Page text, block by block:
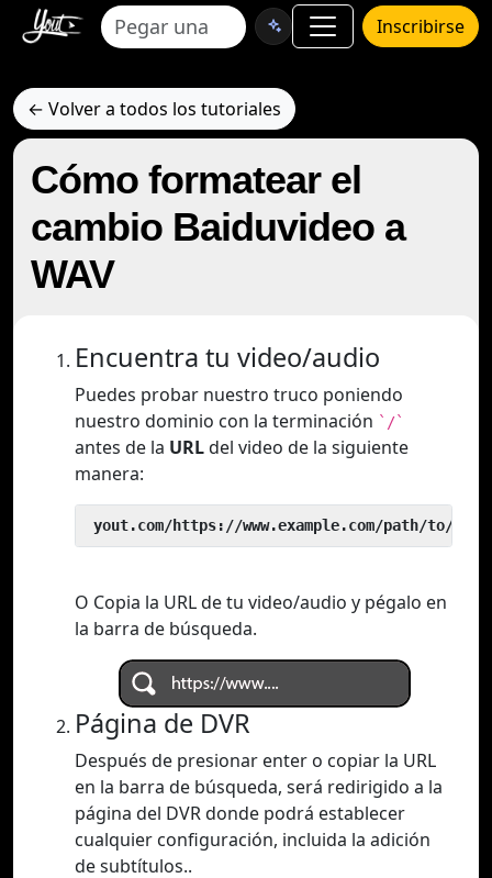
Inscribirse
← Volver a todos los tutoriales
Cómo formatear el
cambio Baiduvideo a
WAV
Encuentra tu video/audio
Puedes probar nuestro truco poniendo
nuestro dominio con la terminación `/`
antes de la URLdel video de la siguiente
manera:
yout.com/https://www.example.com/path/to/
O Copia la URL de tu video/audio y pégalo en
la barra de búsqueda.
Página de DVR
Después de presionar enter o copiar la URL
en la barra de búsqueda, será redirigido a la
página del DVR donde podrá establecer
cualquier configuración, incluida la adición
de subtítulos..